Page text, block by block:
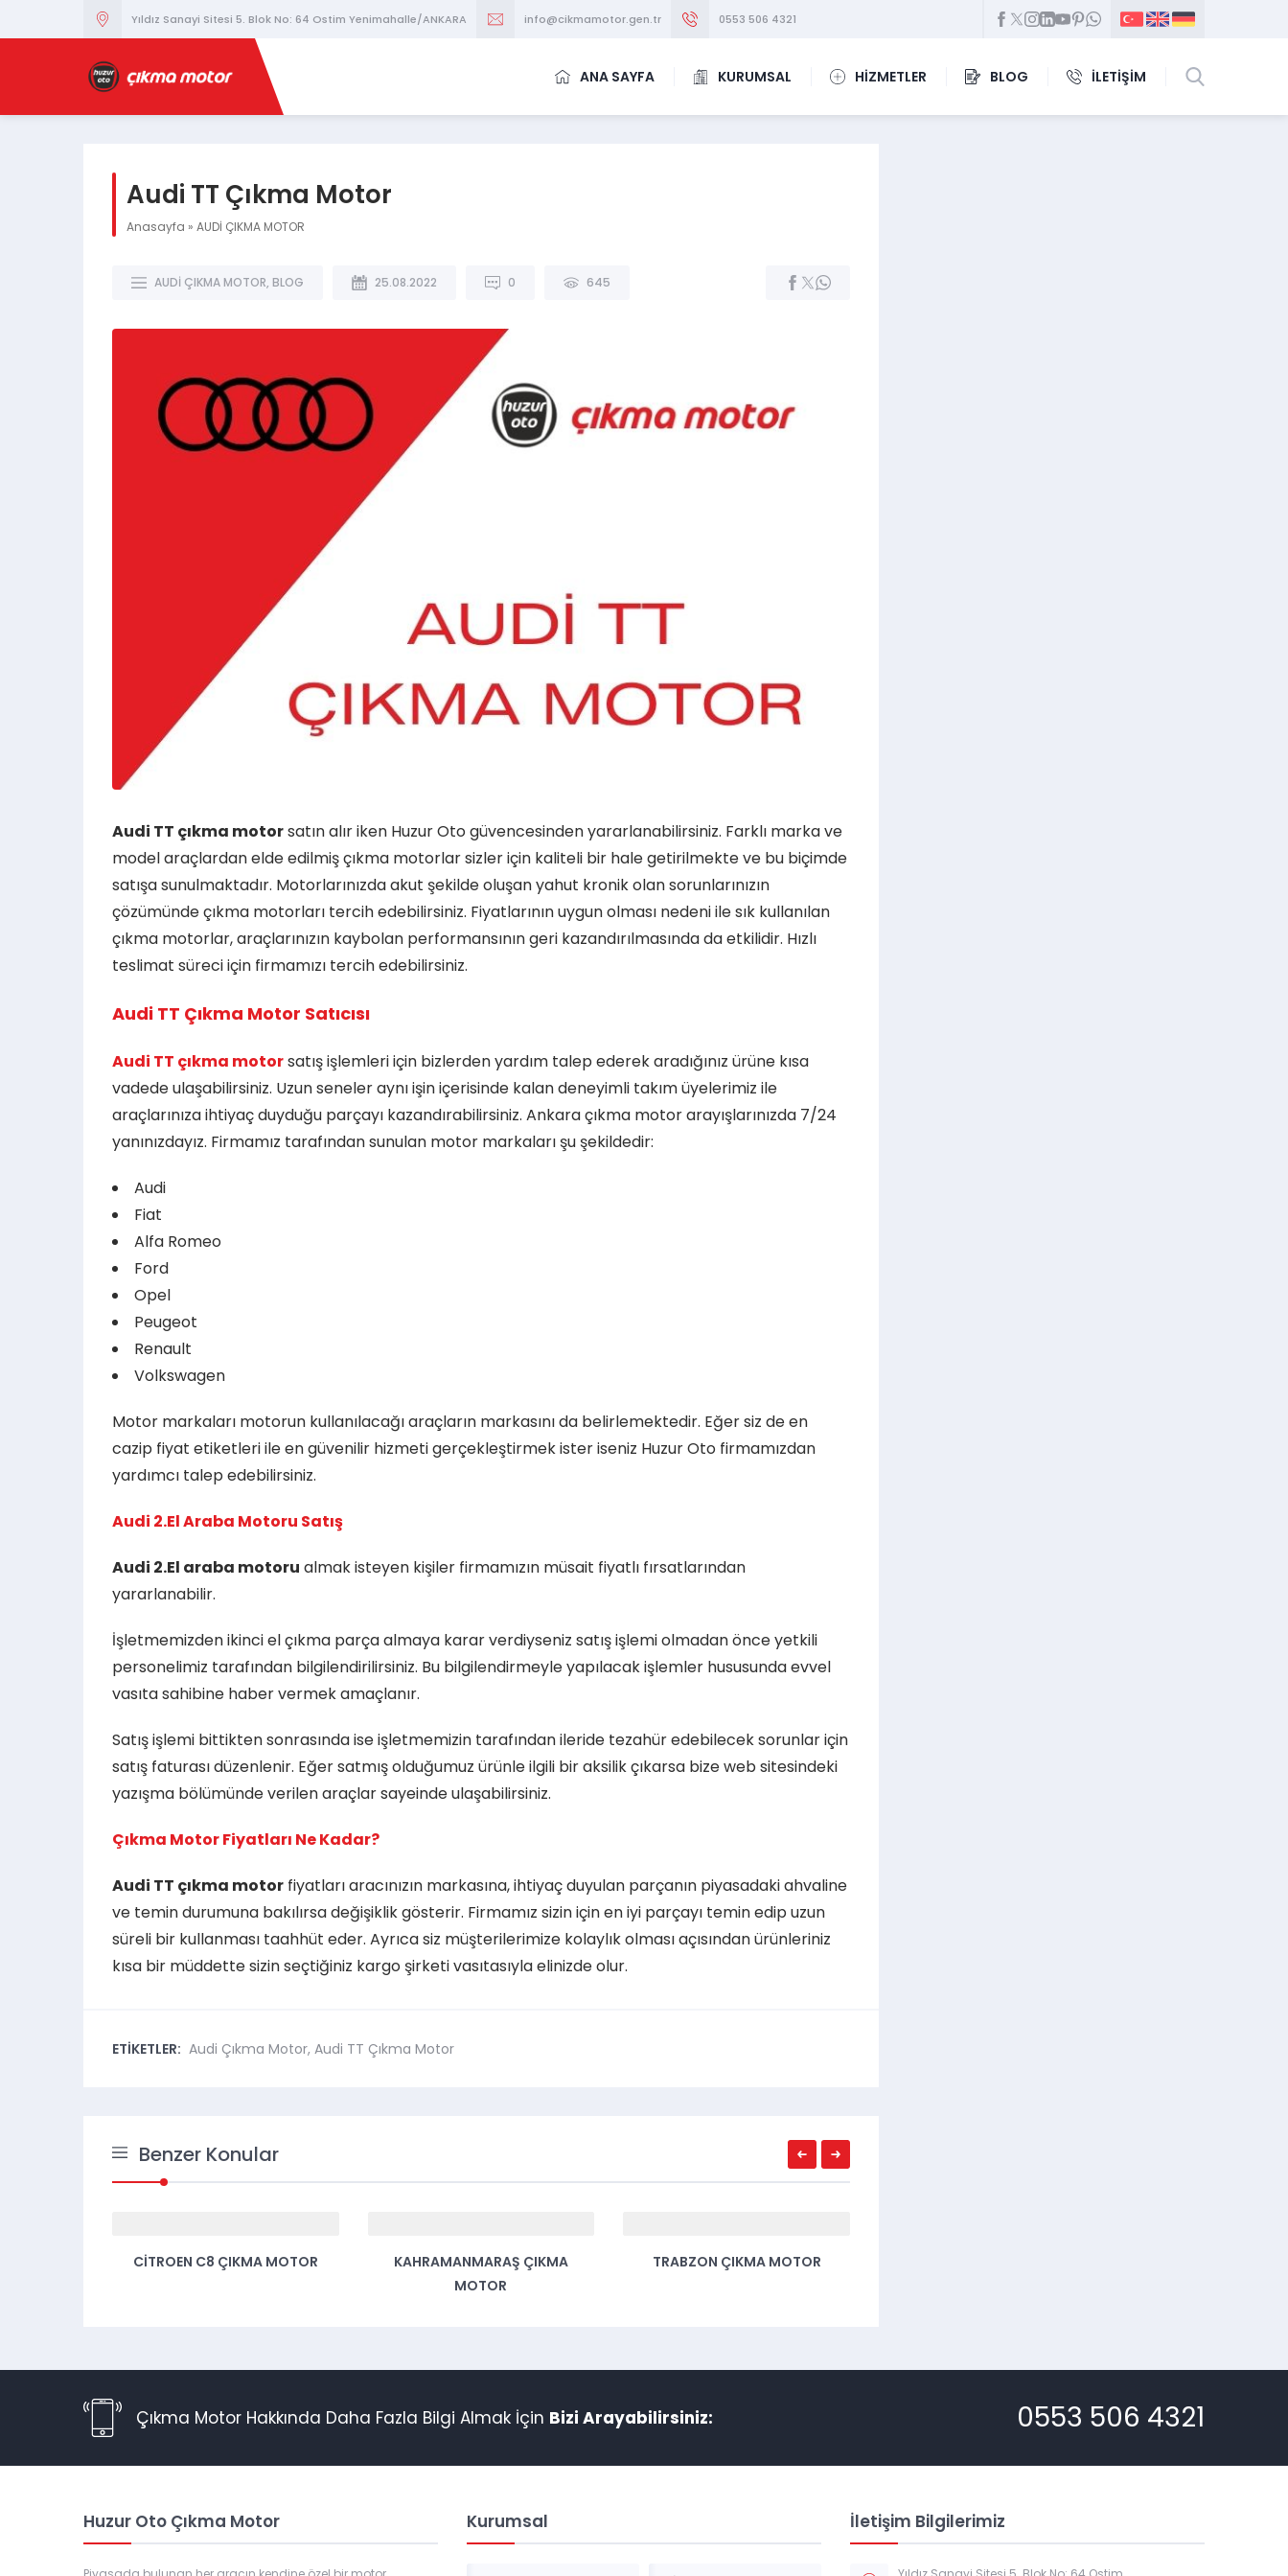
Yıldız Sanayi Sitesi 5. Blok No: 64 Ostim Yenimahalle/ANKARA info@cikmamotor.gen.tr 0553 506 4321
ANA SAYFA KURUMSAL HİZMETLER BLOG İLETİŞİM
Audi TT Çıkma Motor
Anasayfa » AUDİ ÇIKMA MOTOR
AUDİ ÇIKMA MOTOR, BLOG 25.08.2022 0 645
Audi TT çıkma motorsatın alır iken Huzur Oto güvencesinden yararlanabilirsiniz. Farklı marka ve
model araçlardan elde edilmiş çıkma motorlar sizler için kaliteli bir hale getirilmekte ve bu biçimde
satışa sunulmaktadır. Motorlarınızda akut şekilde oluşan yahut kronik olan sorunlarınızın
çözümünde çıkma motorları tercih edebilirsiniz. Fiyatlarının uygun olması nedeni ile sık kullanılan
çıkma motorlar, araçlarınızın kaybolan performansının geri kazandırılmasında da etkilidir. Hızlı
teslimat süreci için firmamızı tercih edebilirsiniz.
Audi TT Çıkma Motor Satıcısı
Audi TT çıkma motorsatış işlemleri için bizlerden yardım talep ederek aradığınız ürüne kısa
vadede ulaşabilirsiniz. Uzun seneler aynı işin içerisinde kalan deneyimli takım üyelerimiz ile
araçlarınıza ihtiyaç duyduğu parçayı kazandırabilirsiniz. Ankara çıkma motor arayışlarınızda 7/24
yanınızdayız. Firmamız tarafından sunulan motor markaları şu şekildedir:
Audi
Fiat
Alfa Romeo
Ford
Opel
Peugeot
Renault
Volkswagen
Motor markaları motorun kullanılacağı araçların markasını da belirlemektedir. Eğer siz de en
cazip fiyat etiketleri ile en güvenilir hizmeti gerçekleştirmek ister iseniz Huzur Oto firmamızdan
yardımcı talep edebilirsiniz.
Audi 2.El Araba Motoru Satış
Audi 2.El araba motoru almak isteyen kişiler firmamızın müsait fiyatlı fırsatlarından
yararlanabilir.
İşletmemizden ikinci el çıkma parça almaya karar verdiyseniz satış işlemi olmadan önce yetkili
personelimiz tarafından bilgilendirilirsiniz. Bu bilgilendirmeyle yapılacak işlemler hususunda evvel
vasıta sahibine haber vermek amaçlanır.
Satış işlemi bittikten sonrasında ise işletmemizin tarafından ileride tezahür edebilecek sorunlar için
satış faturası düzenlenir. Eğer satmış olduğumuz ürünle ilgili bir aksilik çıkarsa bize web sitesindeki
yazışma bölümünde verilen araçlar sayeinde ulaşabilirsiniz.
Çıkma Motor Fiyatları Ne Kadar?
Audi TT çıkma motor fiyatları aracınızın markasına, ihtiyaç duyulan parçanın piyasadaki ahvaline
ve temin durumuna bakılırsa değişiklik gösterir. Firmamız sizin için en iyi parçayı temin edip uzun
süreli bir kullanması taahhüt eder. Ayrıca siz müşterilerimize kolaylık olması açısından ürünleriniz
kısa bir müddette sizin seçtiğiniz kargo şirketi vasıtasıyla elinizde olur.
ETİKETLER: Audi Çıkma Motor, Audi TT Çıkma Motor
Benzer Konular
CITROEN C8 ÇIKMA MOTOR
KAHRAMANMARAŞ ÇIKMA
MOTOR
TRABZON ÇIKMA MOTOR
Çıkma Motor Hakkında Daha Fazla Bilgi Almak İçin Bizi Arayabilirsiniz: 0553 506 4321
Huzur Oto Çıkma Motor Kurumsal İletişim Bilgilerimiz